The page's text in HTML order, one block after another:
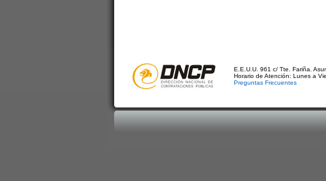
E.E.U.U. 961 c/ Tte. Fariña.
Horario de Atención: Lunes a
Preguntas Frecuentes